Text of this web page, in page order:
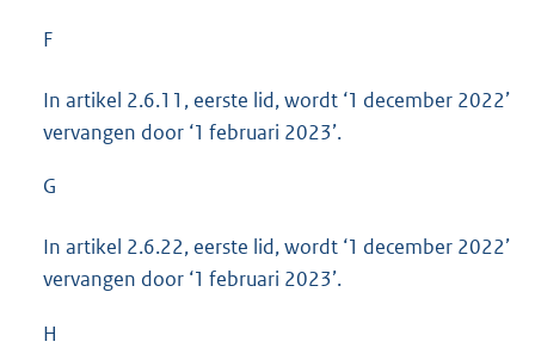
F
In artikel 2.6.11, eerste lid, wordt ‘1 december 2022’
vervangen door ‘1 februari 2023’.
G
In artikel 2.6.22, eerste lid, wordt ‘1 december 2022’
vervangen door ‘1 februari 2023’.
H